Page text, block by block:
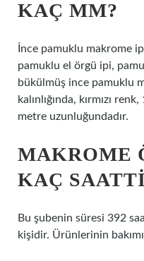
KAÇ MM?
İnce pamuklu makrome
pamuklu el örgü ipi,
bükülmüş ince pamuklu
kalınlığında, kırmızı
metre uzunluğundadır.
MAKROME
KAÇ
Bu şubenin süresi 392
kişidir. Ürünlerinin